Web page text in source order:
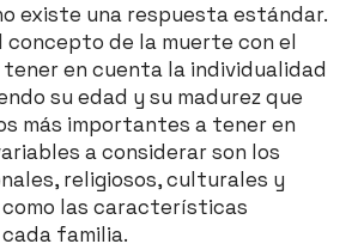
existe una respuesta estándar.
concepto de la muerte con el
tener en cuenta la individualidad
su edad y su madurez que
más importantes a tener en
a considerar son los
religiosos, culturales y
como las características
familia.